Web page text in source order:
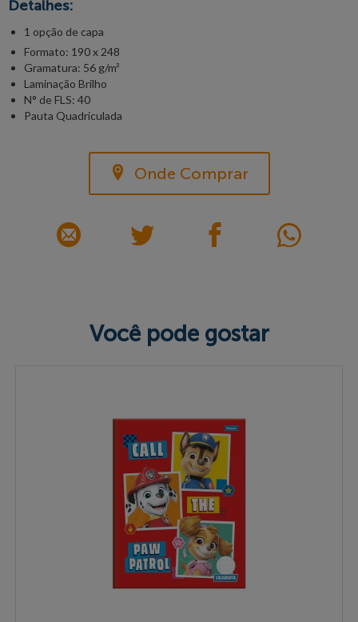
Detalhes:
1 opção de capa
Formato: 190 x 248
Gramatura: 56 g/m²
Laminação Brilho
N° de FLS: 40
Pauta Quadriculada
Onde Comprar
Você pode gostar